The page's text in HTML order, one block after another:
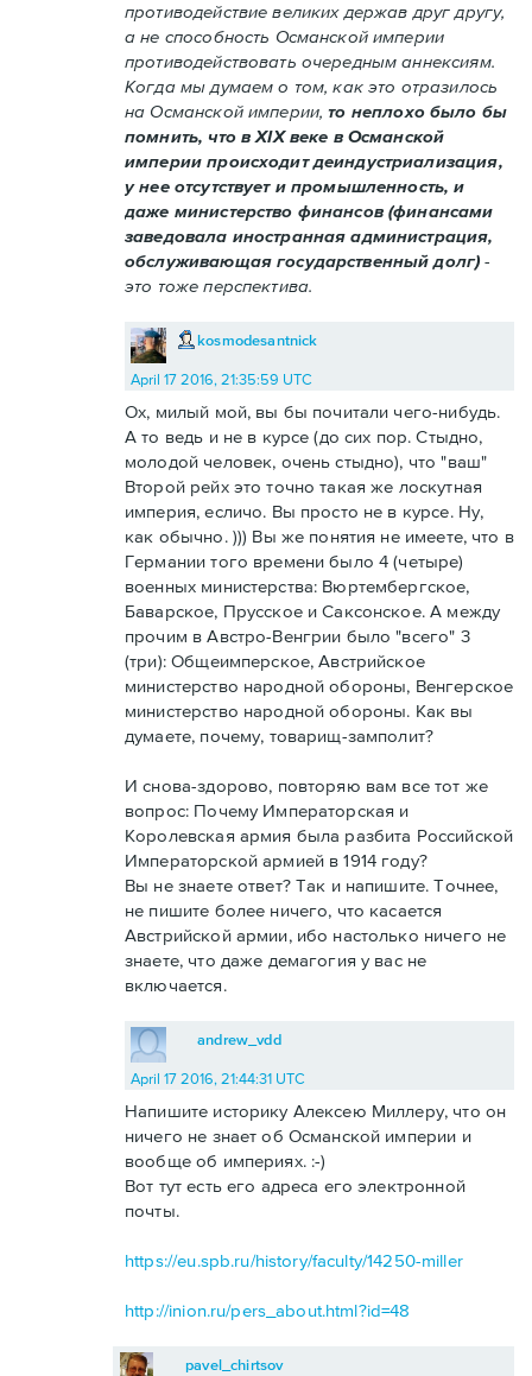
противодействие великих держав друг другу,
а не способность Османской империи
противодействовать очередным аннексиям.
Когда мы думаем о том, как это отразилось
на Османской империи,то неплохо было бы
помнить, что в XIX веке в Османской
империи происходит деиндустриализация,
у нее отсутствует и промышленность, и
даже министерство финансов (финансами
заведовала иностранная администрация,
обслуживающая государственный долг)-
это тоже перспектива.
kosmodesantnick
April 17 2016, 21:35:59 UTC
Ох, милый мой, вы бы почитали чего-нибудь.
А то ведь и не в курсе (до сих пор. Стыдно,
молодой человек, очень стыдно), что "ваш"
Второй рейх это точно такая же лоскутная
империя, есличо. Вы просто не в курсе. Ну,
как обычно. ))) Вы же понятия не имеете, что в
Германии того времени было 4 (четыре)
военных министерства: Вюртембергское,
Баварское, Прусское и Саксонское. А между
прочим в Австро-Венгрии было "всего" 3
(три): Общеимперское, Австрийское
министерство народной обороны, Венгерское
министерство народной обороны. Как вы
думаете, почему, товарищ-замполит?
И снова-здорово, повторяю вам все тот же
вопрос: Почему Императорская и
Королевская армия была разбита Российской
Императорской армией в 1914 году?
Вы не знаете ответ? Так и напишите. Точнее,
не пишите более ничего, что касается
Австрийской армии, ибо настолько ничего не
знаете, что даже демагогия у вас не
включается.
andrew_vdd
April 17 2016, 21:44:31 UTC
Напишите историку Алексею Миллеру, что он
ничего не знает об Османской империи и
вообще об империях. :-)
Вот тут есть его адреса его электронной
почты.
https://eu.spb.ru/history/faculty/14250-miller
http://inion.ru/pers_about.html?id=48
pavel_chirtsov